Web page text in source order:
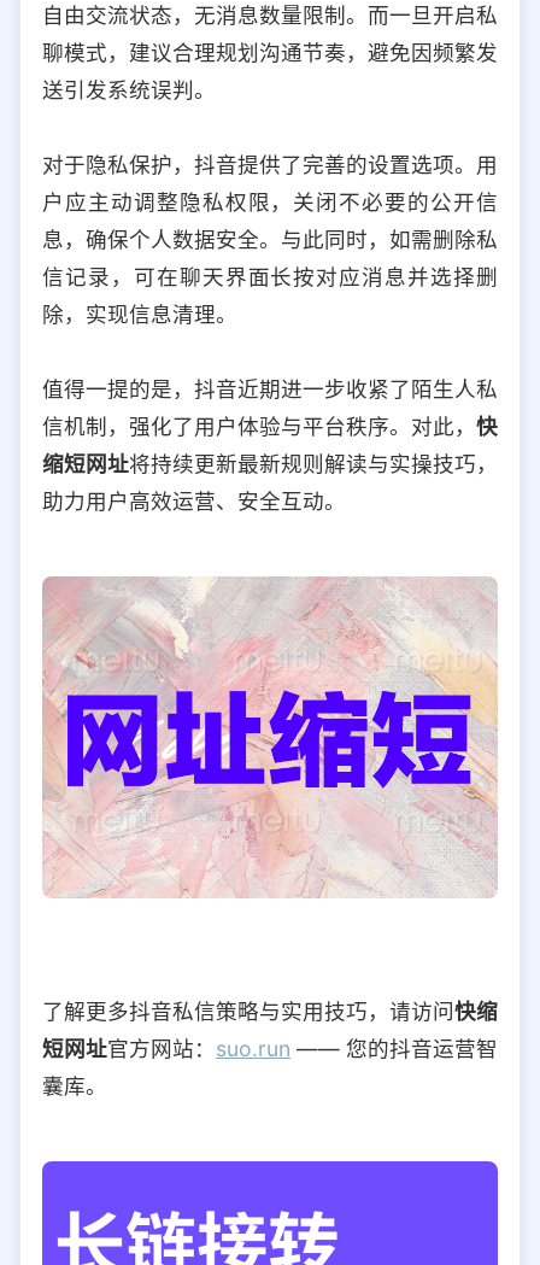
自由交流状态，无消息数量限制。而一旦开启私
聊模式，建议合理规划沟通节奏，避免因频繁发
送引发系统误判。
对于隐私保护，抖音提供了完善的设置选项。用
户应主动调整隐私权限，关闭不必要的公开信
息，确保个人数据安全。与此同时，如需删除私
信记录，可在聊天界面长按对应消息并选择删
除，实现信息清理。
值得一提的是，抖音近期进一步收紧了陌生人私
信机制，强化了用户体验与平台秩序。对此， 快
缩短网址将持续更新最新规则解读与实操技巧，
助力用户高效运营、安全互动。
了解更多抖音私信策略与实用技巧，请访问快缩
短网址官方网站： suo.run —— 您的抖音运营智
囊库。